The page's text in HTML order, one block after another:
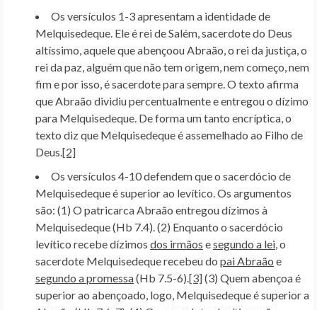
Os versículos 1-3 apresentam a identidade de
Melquisedeque. Ele é rei de Salém, sacerdote do Deus
altíssimo, aquele que abençoou Abraão, o rei da justiça, o
rei da paz, alguém que não tem origem, nem começo, nem
fim e por isso, é sacerdote para sempre. O texto afirma
que Abraão dividiu percentualmente e entregou o dízimo
para Melquisedeque. De forma um tanto encríptica, o
texto diz que Melquisedeque é assemelhado ao Filho de
Deus.[2]
Os versículos 4-10 defendem que o sacerdócio de
Melquisedeque é superior ao levítico. Os argumentos
são: (1) O patricarca Abraão entregou dízimos à
Melquisedeque (Hb 7.4). (2) Enquanto o sacerdócio
levítico recebe dízimos dos irmãos esegundo a lei, o
sacerdote Melquisedeque recebeu do pai Abraão e
segundo a promessa(Hb 7.5-6).[3](3) Quem abençoa é
superior ao abençoado, logo, Melquisedeque é superior a